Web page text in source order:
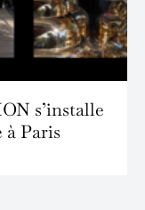
s’installe
à Paris